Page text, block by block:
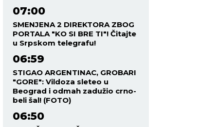
07:00
SMENJENA 2 DIREKTORA ZBOG
PORTALA "KO SI BRE TI"! Čitajte
u Srpskom telegrafu!
06:59
STIGAO ARGENTINAC, GROBARI
"GORE": Vildoza sleteo u
Beograd i odmah zadužio crno-
beli šal! (FOTO)
06:50